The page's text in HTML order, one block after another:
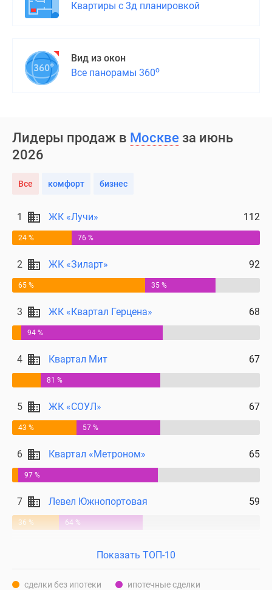
Квартиры с 3д планировкой
Вид из окон
Все панорамы 360о
Лидеры продаж в Москве за июнь
2026
Все комфорт бизнес
1 ЖК «Лучи» 112
24 % 76 %
2 ЖК «Зиларт» 92
65 % 35 %
3 ЖК «Квартал Герцена» 68
94 %
4 Квартал Мит 67
81 %
5 ЖК «СОУЛ» 67
43 % 57 %
6 Квартал «Метроном» 65
97 %
7 Левел Южнопортовая 59
36 % 64 %
Показать ТОП-10
сделки без ипотеки ипотечные сделки